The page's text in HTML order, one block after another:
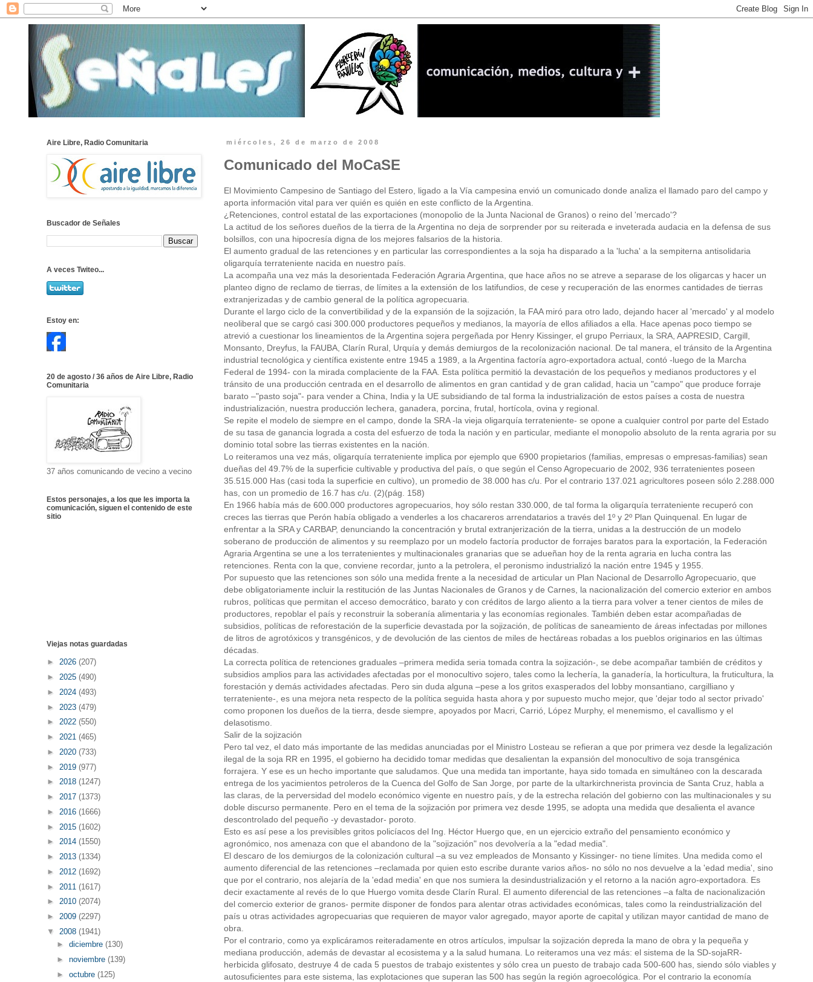
miércoles, 26 de marzo de 2008
Comunicado del MoCaSE
El Movimiento Campesino de Santiago del Estero, ligado a la Vía campesina envió un comunicado donde analiza el llamado paro del campo y
aporta información vital para ver quién es quién en este conflicto de la Argentina.
¿Retenciones, control estatal de las exportaciones (monopolio de la Junta Nacional de Granos) o reino del 'mercado'?
La actitud de los señores dueños de la tierra de la Argentina no deja de sorprender por su reiterada e inveterada audacia en la defensa de sus
bolsillos, con una hipocresía digna de los mejores falsarios de la historia.
El aumento gradual de las retenciones y en particular las correspondientes a la soja ha disparado a la 'lucha' a la sempiterna antisolidaria
oligarquía terrateniente nacida en nuestro país.
La acompaña una vez más la desorientada Federación Agraria Argentina, que hace años no se atreve a separase de los oligarcas y hacer un
planteo digno de reclamo de tierras, de límites a la extensión de los latifundios, de cese y recuperación de las enormes cantidades de tierras
extranjerizadas y de cambio general de la política agropecuaria.
Durante el largo ciclo de la convertibilidad y de la expansión de la sojización, la FAA miró para otro lado, dejando hacer al 'mercado' y al modelo
neoliberal que se cargó casi 300.000 productores pequeños y medianos, la mayoría de ellos afiliados a ella. Hace apenas poco tiempo se
atrevió a cuestionar los lineamientos de la Argentina sojera pergeñada por Henry Kissinger, el grupo Perriaux, la SRA, AAPRESID, Cargill,
Monsanto, Dreyfus, la FAUBA, Clarín Rural, Urquía y demás demiurgos de la recolonización nacional. De tal manera, el tránsito de la Argentina
industrial tecnológica y científica existente entre 1945 a 1989, a la Argentina factoría agro-exportadora actual, contó -luego de la Marcha
Federal de 1994- con la mirada complaciente de la FAA. Esta política permitió la devastación de los pequeños y medianos productores y el
tránsito de una producción centrada en el desarrollo de alimentos en gran cantidad y de gran calidad, hacia un "campo" que produce forraje
barato –"pasto soja"- para vender a China, India y la UE subsidiando de tal forma la industrialización de estos países a costa de nuestra
industrialización, nuestra producción lechera, ganadera, porcina, frutal, hortícola, ovina y regional.
Se repite el modelo de siempre en el campo, donde la SRA -la vieja oligarquía terrateniente- se opone a cualquier control por parte del Estado
de su tasa de ganancia lograda a costa del esfuerzo de toda la nación y en particular, mediante el monopolio absoluto de la renta agraria por su
dominio total sobre las tierras existentes en la nación.
Lo reiteramos una vez más, oligarquía terrateniente implica por ejemplo que 6900 propietarios (familias, empresas o empresas-familias) sean
dueñas del 49.7% de la superficie cultivable y productiva del país, o que según el Censo Agropecuario de 2002, 936 terratenientes poseen
35.515.000 Has (casi toda la superficie en cultivo), un promedio de 38.000 has c/u. Por el contrario 137.021 agricultores poseen sólo 2.288.000
has, con un promedio de 16.7 has c/u. (2)(pág. 158)
En 1966 había más de 600.000 productores agropecuarios, hoy sólo restan 330.000, de tal forma la oligarquía terrateniente recuperó con
creces las tierras que Perón había obligado a venderles a los chacareros arrendatarios a través del 1º y 2º Plan Quinquenal. En lugar de
enfrentar a la SRA y CARBAP, denunciando la concentración y brutal extranjerización de la tierra, unidas a la destrucción de un modelo
soberano de producción de alimentos y su reemplazo por un modelo factoría productor de forrajes baratos para la exportación, la Federación
Agraria Argentina se une a los terratenientes y multinacionales granarias que se adueñan hoy de la renta agraria en lucha contra las
retenciones. Renta con la que, conviene recordar, junto a la petrolera, el peronismo industrializó la nación entre 1945 y 1955.
Por supuesto que las retenciones son sólo una medida frente a la necesidad de articular un Plan Nacional de Desarrollo Agropecuario, que
debe obligatoriamente incluir la restitución de las Juntas Nacionales de Granos y de Carnes, la nacionalización del comercio exterior en ambos
rubros, políticas que permitan el acceso democrático, barato y con créditos de largo aliento a la tierra para volver a tener cientos de miles de
productores, repoblar el país y reconstruir la soberanía alimentaria y las economías regionales. También deben estar acompañadas de
subsidios, políticas de reforestación de la superficie devastada por la sojización, de políticas de saneamiento de áreas infectadas por millones
de litros de agrotóxicos y transgénicos, y de devolución de las cientos de miles de hectáreas robadas a los pueblos originarios en las últimas
décadas.
La correcta política de retenciones graduales –primera medida seria tomada contra la sojización-, se debe acompañar también de créditos y
subsidios amplios para las actividades afectadas por el monocultivo sojero, tales como la lechería, la ganadería, la horticultura, la fruticultura, la
forestación y demás actividades afectadas. Pero sin duda alguna –pese a los gritos exasperados del lobby monsantiano, cargilliano y
terrateniente-, es una mejora neta respecto de la política seguida hasta ahora y por supuesto mucho mejor, que 'dejar todo al sector privado'
como proponen los dueños de la tierra, desde siempre, apoyados por Macri, Carrió, López Murphy, el menemismo, el cavallismo y el
delasotismo.
Salir de la sojización
Pero tal vez, el dato más importante de las medidas anunciadas por el Ministro Losteau se refieran a que por primera vez desde la legalización
ilegal de la soja RR en 1995, el gobierno ha decidido tomar medidas que desalientan la expansión del monocultivo de soja transgénica
forrajera. Y ese es un hecho importante que saludamos. Que una medida tan importante, haya sido tomada en simultáneo con la descarada
entrega de los yacimientos petroleros de la Cuenca del Golfo de San Jorge, por parte de la ultarkirchnerista provincia de Santa Cruz, habla a
las claras, de la perversidad del modelo económico vigente en nuestro país, y de la estrecha relación del gobierno con las multinacionales y su
doble discurso permanente. Pero en el tema de la sojización por primera vez desde 1995, se adopta una medida que desalienta el avance
descontrolado del pequeño -y devastador- poroto.
Esto es así pese a los previsibles gritos policíacos del Ing. Héctor Huergo que, en un ejercicio extraño del pensamiento económico y
agronómico, nos amenaza con que el abandono de la "sojización" nos devolvería a la "edad media".
El descaro de los demiurgos de la colonización cultural –a su vez empleados de Monsanto y Kissinger- no tiene límites. Una medida como el
aumento diferencial de las retenciones –reclamada por quien esto escribe durante varios años- no sólo no nos devuelve a la 'edad media', sino
que por el contrario, nos alejaría de la 'edad media' en que nos sumiera la desindustrialización y el retorno a la nación agro-exportadora. Es
decir exactamente al revés de lo que Huergo vomita desde Clarín Rural. El aumento diferencial de las retenciones –a falta de nacionalización
del comercio exterior de granos- permite disponer de fondos para alentar otras actividades económicas, tales como la reindustrialización del
país u otras actividades agropecuarias que requieren de mayor valor agregado, mayor aporte de capital y utilizan mayor cantidad de mano de
obra.
Por el contrario, como ya explicáramos reiteradamente en otros artículos, impulsar la sojización depreda la mano de obra y la pequeña y
mediana producción, además de devastar al ecosistema y a la salud humana. Lo reiteramos una vez más: el sistema de la SD-sojaRR-
herbicida glifosato, destruye 4 de cada 5 puestos de trabajo existentes y sólo crea un puesto de trabajo cada 500-600 has, siendo sólo viables y
autosuficientes para este sistema, las explotaciones que superan las 500 has según la región agroecológica. Por el contrario la economía
Aire Libre, Radio Comunitaria
Buscador de Señales
A veces Twiteo...
Estoy en:
20 de agosto / 36 años de Aire Libre, Radio
Comunitaria
37 años comunicando de vecino a vecino
Estos personajes, a los que les importa la
comunicación, siguen el contenido de este
sitio
Viejas notas guardadas
► 2026 (207)
► 2025 (490)
► 2024 (493)
► 2023 (479)
► 2022 (550)
► 2021 (465)
► 2020 (733)
► 2019 (977)
► 2018 (1247)
► 2017 (1373)
► 2016 (1666)
► 2015 (1602)
► 2014 (1550)
► 2013 (1334)
► 2012 (1692)
► 2011 (1617)
► 2010 (2074)
► 2009 (2297)
▼ 2008 (1941)
► diciembre (130)
► noviembre (139)
► octubre (125)